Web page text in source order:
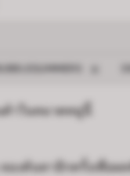
BATA
BUBBLEGUMMERS ลบตัวกรอ
าในหมวดหมู่นี้
องค้นหาอีกครั้งเพื่อผ